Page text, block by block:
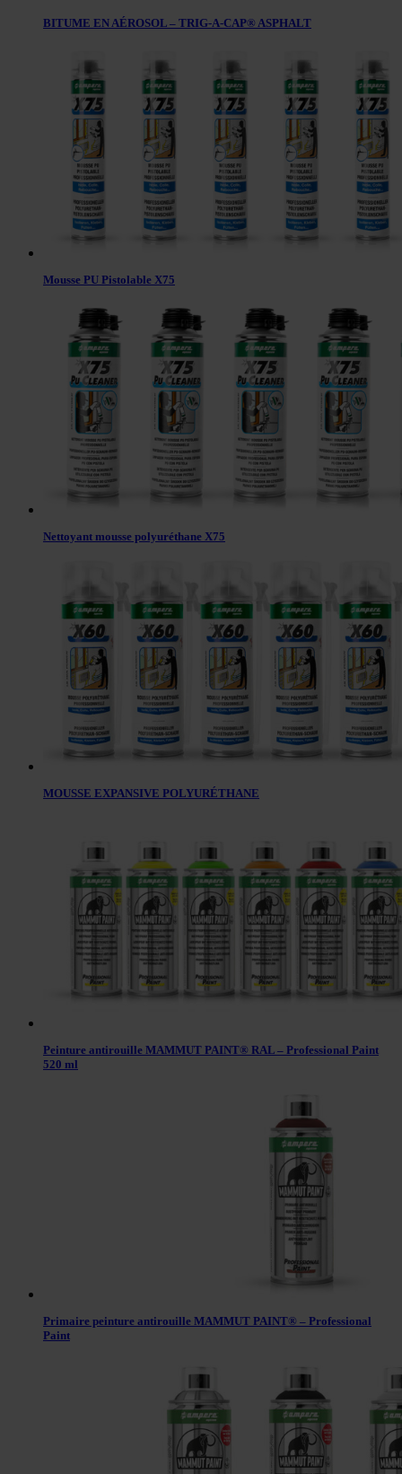
BITUME EN AÉROSOL – TRIG-A-CAP® ASPHALT
Mousse PU Pistolable X75
Nettoyant mousse polyuréthane X75
MOUSSE EXPANSIVE POLYURÉTHANE
Peinture antirouille MAMMUT PAINT® RAL – Professional Paint
520 ml
Primaire peinture antirouille MAMMUT PAINT® – Professional
Paint